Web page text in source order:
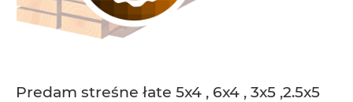
Predam streśne łate 5x4 , 6x4 , 3x5 ,2.5x5